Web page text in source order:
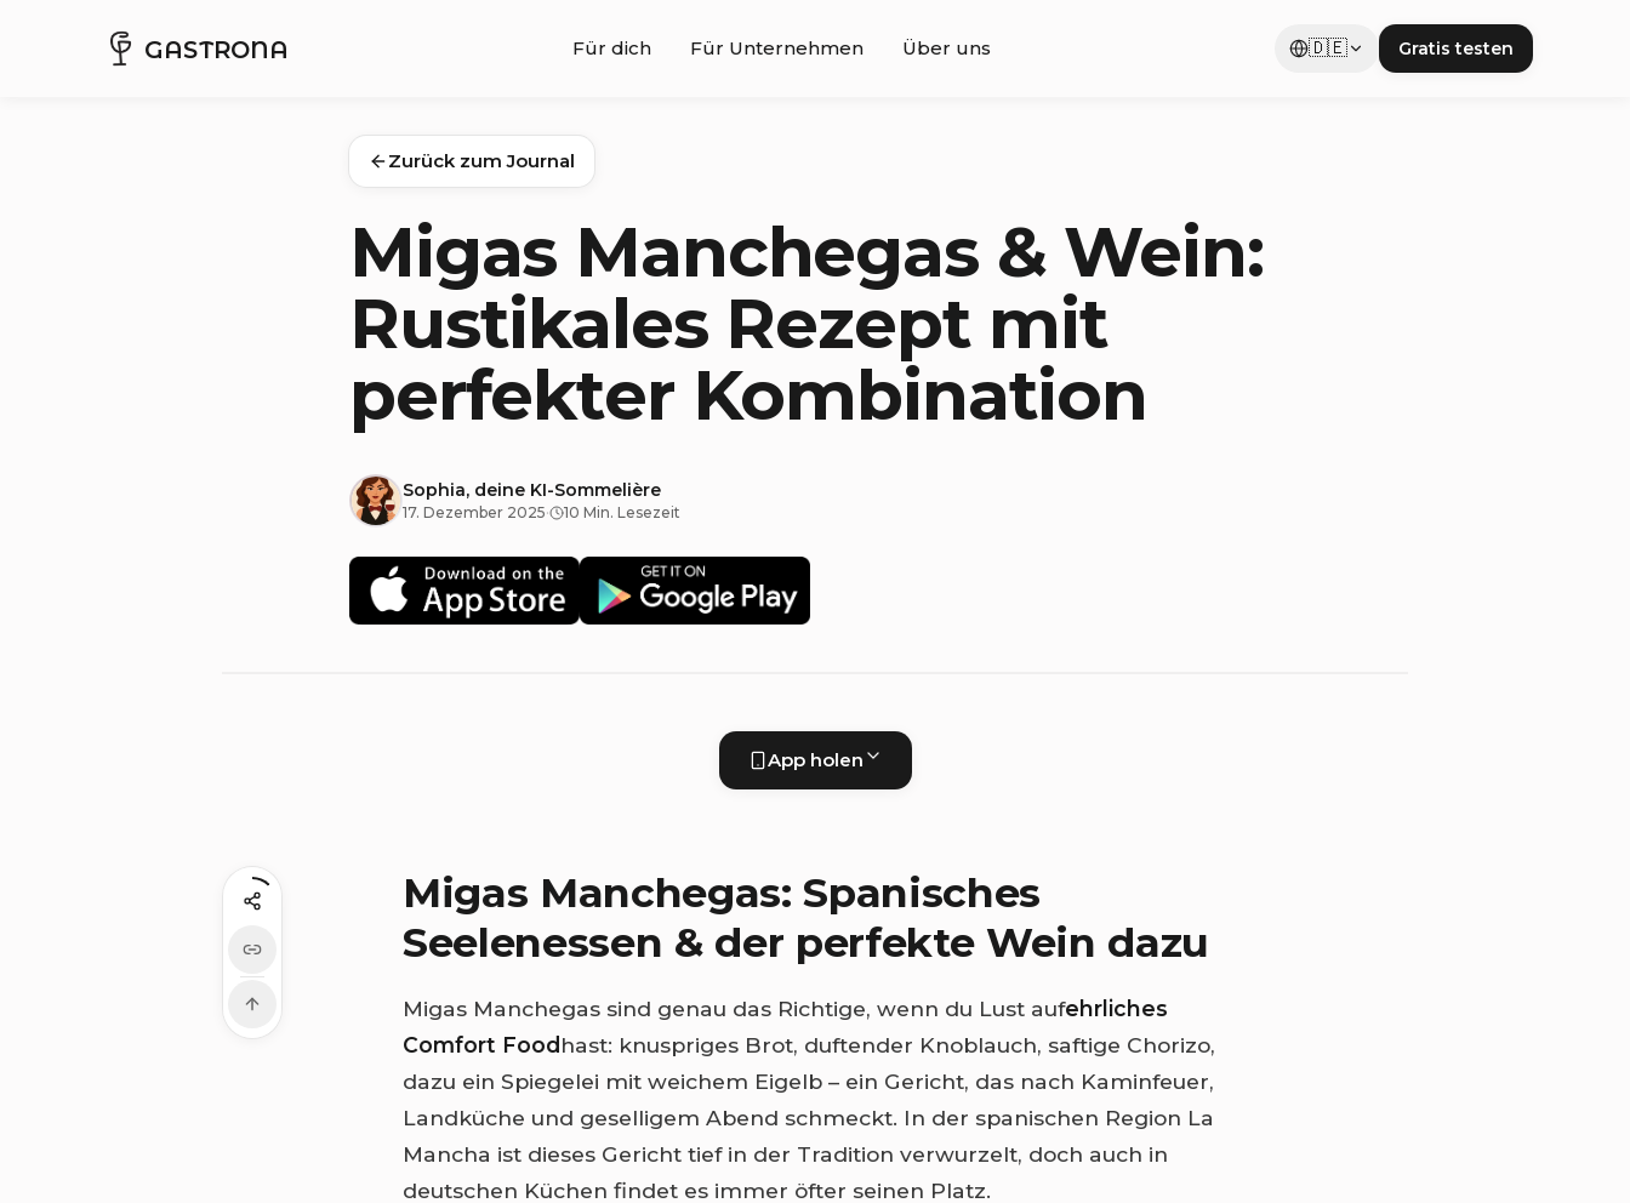
GASTRONA Für dich Für Unternehmen Über uns 🇩🇪 Gratis testen
Zurück zum Journal
Migas Manchegas & Wein:
Rustikales Rezept mit
perfekter Kombination
Sophia, deine KI-Sommelière
17. Dezember 2025· 10 Min. Lesezeit
App holen
Migas Manchegas: Spanisches
Seelenessen & der perfekte Wein dazu
Migas Manchegas sind genau das Richtige, wenn du Lust aufehrliches
Comfort Food hast: knuspriges Brot, duftender Knoblauch, saftige Chorizo,
dazu ein Spiegelei mit weichem Eigelb – ein Gericht, das nach Kaminfeuer,
Landküche und geselligem Abend schmeckt. In der spanischen Region La
Mancha ist dieses Gericht tief in der Tradition verwurzelt, doch auch in
deutschen Küchen findet es immer öfter seinen Platz.